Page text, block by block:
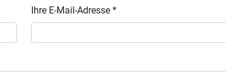
Ihre E-Mail-Adresse *